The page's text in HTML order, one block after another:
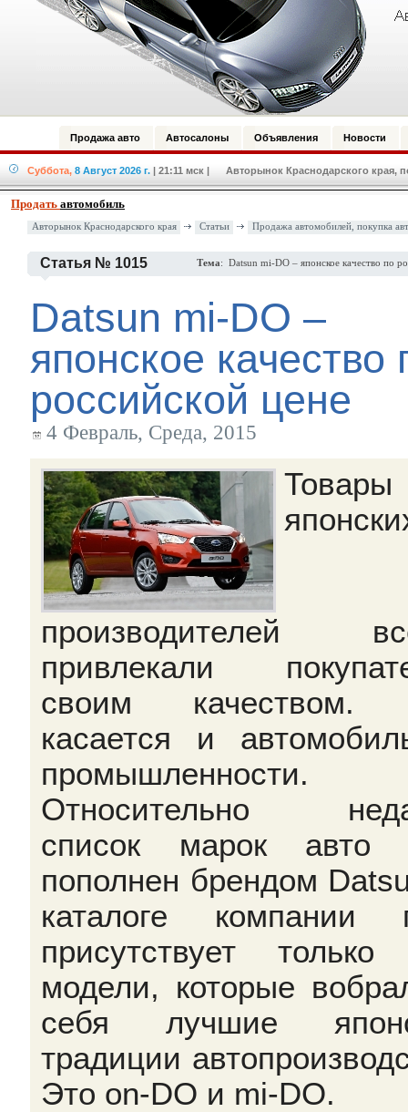
Продажа авто Автосалоны Объявления Новости
Суббота, 8 Август 2026 г. | 21:11 мск | Авторынок Краснодарского края,
Продать автомобиль
Авторынок Краснодарского края Статьи Продажа автомобилей, покупка
Статья № 1015 Тема: Datsun mi-DO – японское качество по
Datsun mi-DO –
японское качество
российской цене
4 Февраль, Среда, 2015
производителей
привлекали
своим качеством.
касается и
промышленности.
Относительно
список марок авто
пополнен брендом
каталоге компании
присутствует
модели, которые
себя лучшие
традиции
Это on-DO и mi-DO.